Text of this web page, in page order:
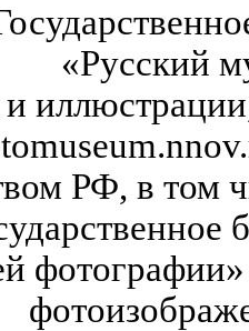
«Русский
РФ, в том